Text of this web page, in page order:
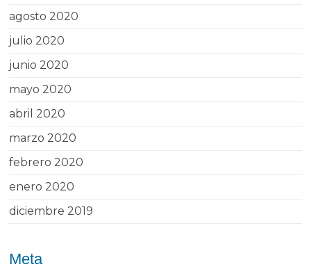
agosto 2020
julio 2020
junio 2020
mayo 2020
abril 2020
marzo 2020
febrero 2020
enero 2020
diciembre 2019
Meta